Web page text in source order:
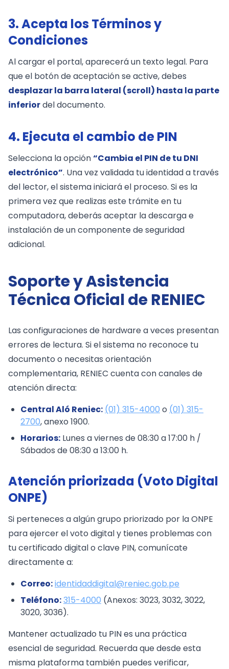
3. Acepta los Términos y
Condiciones
Al cargar el portal, aparecerá un texto legal. Para
que el botón de aceptación se active, debes
desplazar la barra lateral (scroll) hasta la parte
inferiordel documento.
4. Ejecuta el cambio de PIN
Selecciona la opción“Cambia el PIN de tu DNI
electrónico”. Una vez validada tu identidad a través
del lector, el sistema iniciará el proceso. Si es la
primera vez que realizas este trámite en tu
computadora, deberás aceptar la descarga e
instalación de un componente de seguridad
adicional.
Soporte y Asistencia
Técnica Oficial de RENIEC
Las configuraciones de hardware a veces presentan
errores de lectura. Si el sistema no reconoce tu
documento o necesitas orientación
complementaria, RENIEC cuenta con canales de
atención directa:
Central Aló Reniec: (01) 315-4000 o (01) 315-
2700, anexo 1900.
Horarios: Lunes a viernes de 08:30 a 17:00 h /
Sábados de 08:30 a 13:00 h.
Atención priorizada (Voto Digital
ONPE)
Si perteneces a algún grupo priorizado por la ONPE
para ejercer el voto digital y tienes problemas con
tu certificado digital o clave PIN, comunícate
directamente a:
Correo:identidaddigital@reniec.gob.pe
Teléfono:315-4000 (Anexos: 3023, 3032, 3022,
3020, 3036).
Mantener actualizado tu PIN es una práctica
esencial de seguridad. Recuerda que desde esta
misma plataforma también puedes verificar,